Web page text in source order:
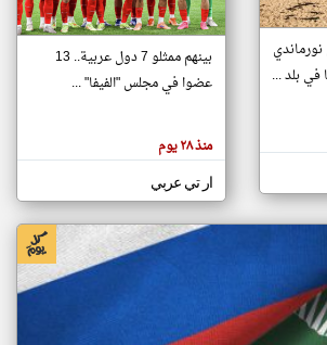
تغيير الدولة
اخبار جزر القمر على مدار الساعة
أهم اخبار جزر القمر العاجلة والمباشرة
بلد ...
بينهم ممثلو 7 دول عربية.. 13
عضوا في مجلس "الفيفا" ...
منذ ٢٨ يوم
ار تي عربي
klyoum.com